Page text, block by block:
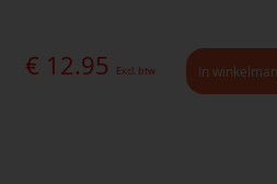
€ 12.95 Excl. btw In